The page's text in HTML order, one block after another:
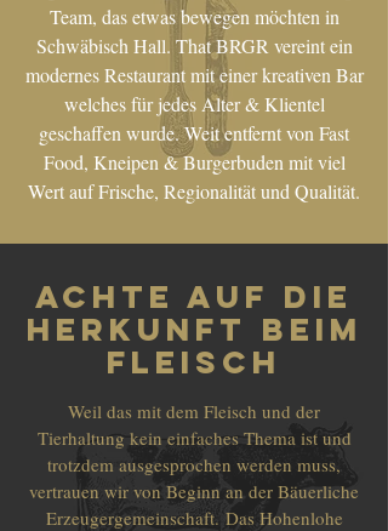
Team, das etwas bewegen möchten in
Schwäbisch Hall. That BRGR vereint ein
modernes Restaurant mit einer kreativen Bar
welches für jedes Alter & Klientel
geschaffen wurde. Weit entfernt von Fast
Food, Kneipen & Burgerbuden mit viel
Wert auf Frische, Regionalität und Qualität.
ACHTE AUF DIE
HERKUNFT BEIM
FLEISCH
Weil das mit dem Fleisch und der
Tierhaltung kein einfaches Thema ist und
trotzdem ausgesprochen werden muss,
vertrauen wir von Beginn an der Bäuerliche
Erzeugergemeinschaft. Das Hohenlohe